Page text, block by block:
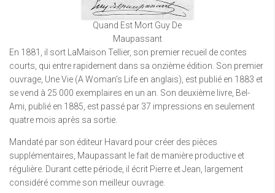
Quand Est Mort Guy De
Maupassant
En 1881, il sort LaMaison Tellier, son premier recueil de contes
courts, qui entre rapidement dans sa onzième édition. Son premier
ouvrage, Une Vie (A Woman’s Life en anglais), est publié en 1883 et
se vend à 25 000 exemplaires en un an. Son deuxième livre, Bel-
Ami, publié en 1885, est passé par 37 impressions en seulement
quatre mois après sa sortie.
Mandaté par son éditeur Havard pour créer des pièces
supplémentaires, Maupassant le fait de manière productive et
régulière. Durant cette période, il écrit Pierre et Jean, largement
considéré comme son meilleur ouvrage.